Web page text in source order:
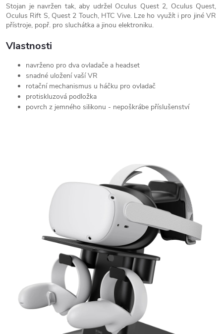
Stojan je navržen tak, aby udržel Oculus Quest 2, Oculus Quest,
Oculus Rift S, Quest 2 Touch, HTC Vive. Lze ho využít i pro jiné VR
přístroje, popř. pro sluchátka a jinou elektroniku.
Vlastnosti
navrženo pro dva ovladače a headset
snadné uložení vaší VR
rotační mechanismus u háčku pro ovladač
protiskluzová podložka
povrch z jemného silikonu - nepoškrábe příslušenství